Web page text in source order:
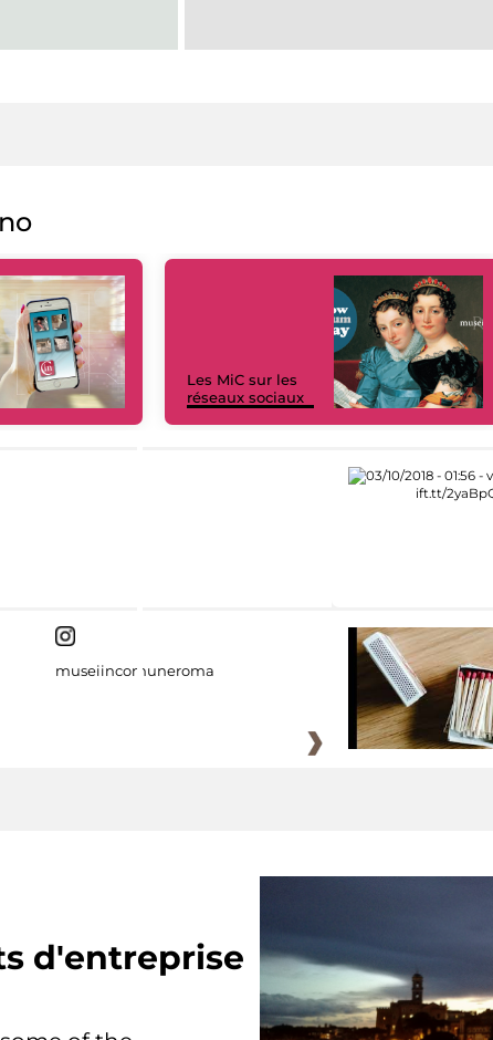
Les MiC sur les
réseaux sociaux
museiincomuneroma
d'entreprise